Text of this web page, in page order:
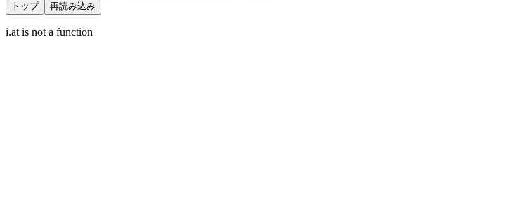
トップ 再読み込み
i.at is not a function